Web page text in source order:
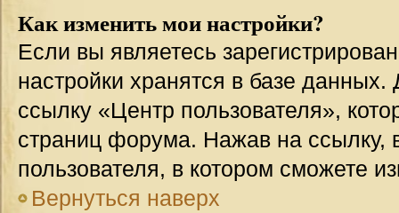
Как изменить мои настройки?
Если вы являетесь
настройки хранятся в базе
ссылку «Центр пользователя»,
страниц форума. Нажав на ссылку,
пользователя, в котором сможете
Вернуться наверх